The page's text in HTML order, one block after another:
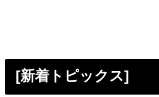
[新着トピックス]